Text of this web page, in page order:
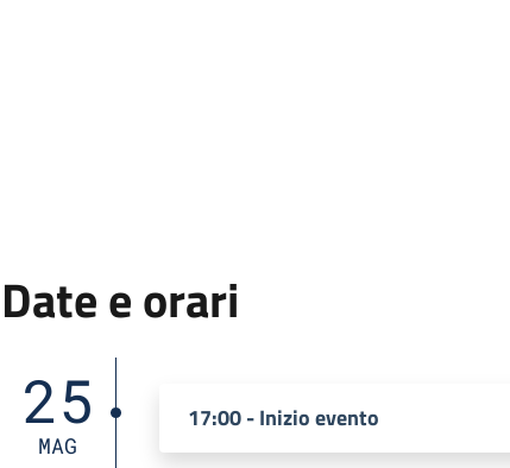
Date e orari
25
MAG
17:00 - Inizio evento